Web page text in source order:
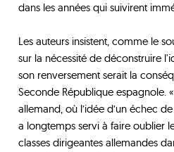
dans les années qui suivirent
Les auteurs insistent, comme le
sur la nécessité de déconstruire
son renversement serait la
Seconde République espagnole.
allemand, où l’idée d’un échec
a longtemps servi à faire oublier
classes dirigeantes allemandes